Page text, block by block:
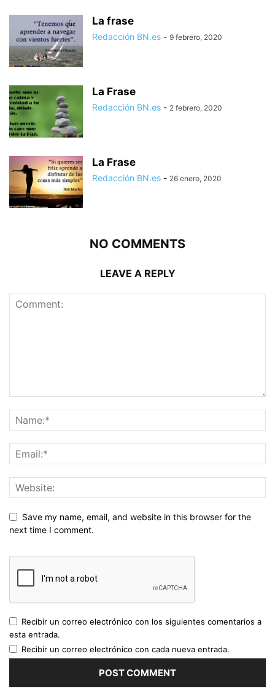
La frase
Redacción BN.es - 9 febrero, 2020
La Frase
Redacción BN.es - 2 febrero, 2020
La Frase
Redacción BN.es - 26 enero, 2020
NO COMMENTS
LEAVE A REPLY
Save my name, email, and website in this browser for the
next time I comment.
Recibir un correo electrónico con los siguientes comentarios a
esta entrada.
Recibir un correo electrónico con cada nueva entrada.